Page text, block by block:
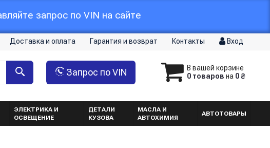
запрос по VIN на сайте
Доставка и оплата Гарантия и возврат Контакты Вход
В вашей корзине
0 товаров на 0 ₴
Запрос по VIN
ЭЛЕКТРИКА И
ОСВЕЩЕНИЕ
ДЕТАЛИ
КУЗОВА
МАСЛА И
АВТОХИМИЯ
АВТОТОВАРЫ